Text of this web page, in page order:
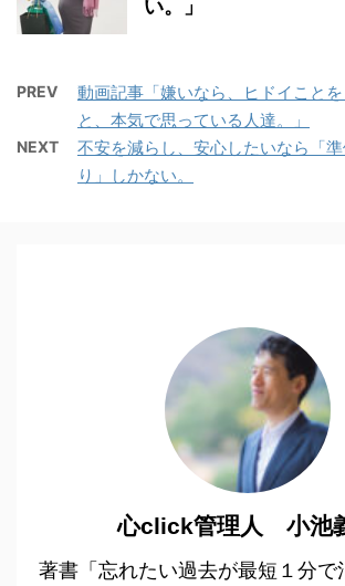
い。」
PREV
動画記事「嫌いなら、ヒドイことを
と、本気で思っている人達。」
NEXT
不安を減らし、安心したいなら
り」しかない。
心click管理人 小池
著書「忘れたい過去が最短１分で